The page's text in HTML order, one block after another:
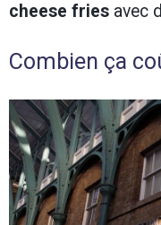
cheese fries avec
Combien ça